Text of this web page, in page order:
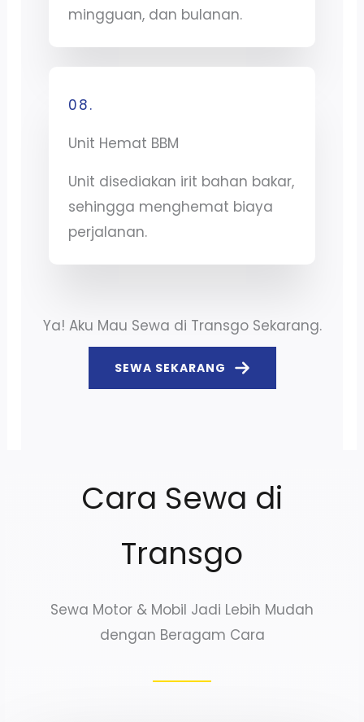
mingguan, dan bulanan.
08.
Unit Hemat BBM
Unit disediakan irit bahan bakar,
sehingga menghemat biaya
perjalanan.
Ya! Aku Mau Sewa di Transgo Sekarang.
SEWA SEKARANG
Cara Sewa di
Transgo
Sewa Motor & Mobil Jadi Lebih Mudah
dengan Beragam Cara